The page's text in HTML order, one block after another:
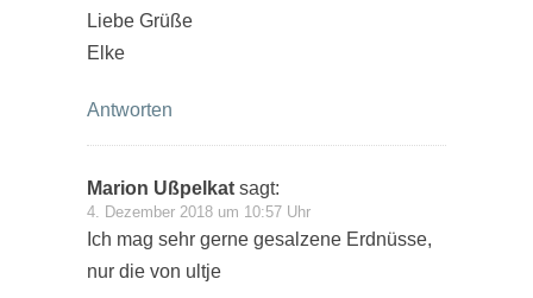
Liebe Grüße
Elke
Antworten
Marion Ußpelkat sagt:
4. Dezember 2018 um 10:57 Uhr
Ich mag sehr gerne gesalzene Erdnüsse,
nur die von ultje